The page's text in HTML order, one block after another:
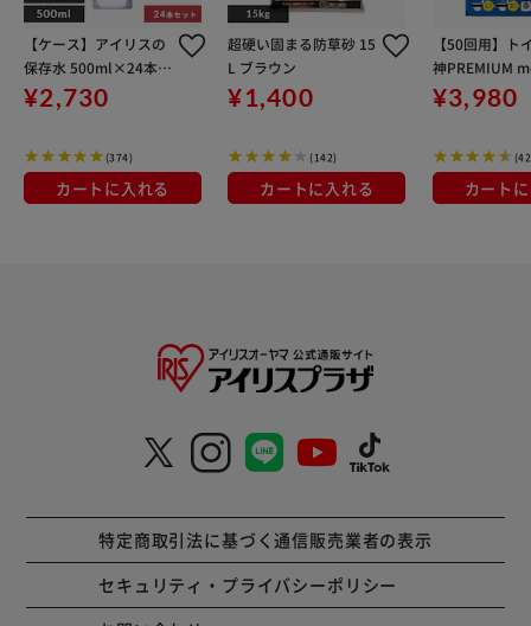
【ケース】アイリスの
保存水 500ml×24本
備蓄水
¥2,730
(374)
カートに入れる
超硬い固まる防草砂 15
L ブラウン
¥1,400
(142)
カートに入れる
【50回用】ト
神PREMIUM
50 携帯 防災
災用品 凝固剤
防災 断水 処理
トドア
¥3,980
カート
特定商取引法に基づく通信販売業者の表示
セキュリティ・プライバシーポリシー